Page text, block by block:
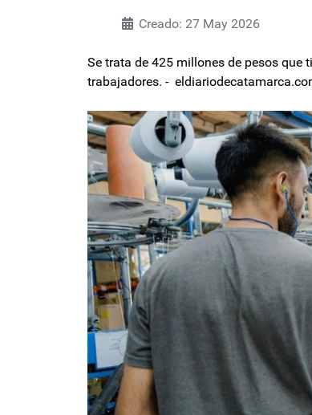
Creado: 27 May 2026
Se trata de 425 millones de pesos que
trabajadores. -